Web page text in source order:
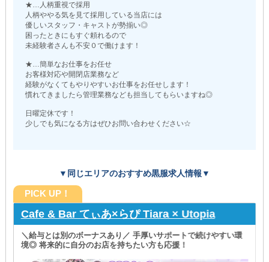
★…人柄重視で採用
人柄ややる気を見て採用している当店には
優しいスタッフ・キャストが勢揃い◎
困ったときにもすぐ頼れるので
未経験者さんも不安０で働けます！
★…簡単なお仕事をお任せ
お客様対応や開閉店業務など
経験がなくてもやりやすいお仕事をお任せします！
慣れてきましたら管理業務なども担当してもらいますね◎
日曜定休です！
少しでも気になる方はぜひお問い合わせください☆
▼同じエリアのおすすめ黒服求人情報▼
PICK UP！
Cafe & Bar てぃあ×らぴ Tiara × Utopia
＼給与とは別のボーナスあり／ 手厚いサポートで続けやすい環
境◎ 将来的に自分のお店を持ちたい方も応援！